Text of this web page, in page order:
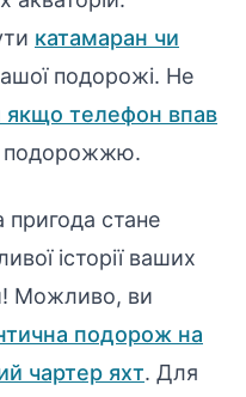
катамаран чи
подорожі. Не
телефон впав
подорожжю.
стане
історії ваших
Можливо, ви
подорож на
чартер яхт. Для